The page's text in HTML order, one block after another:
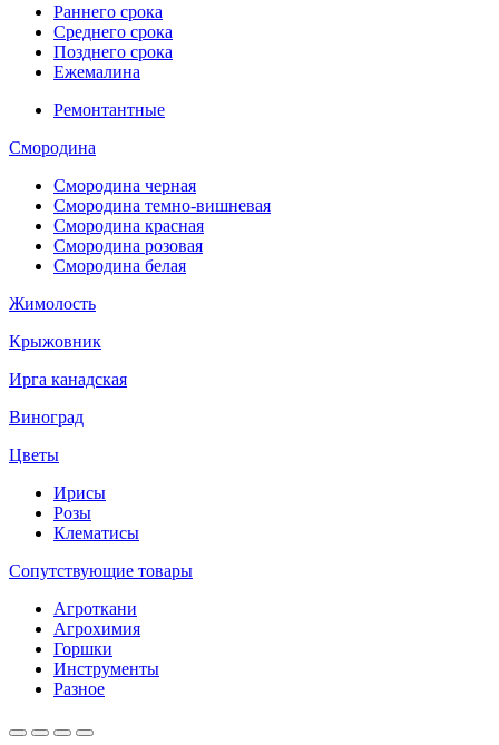
Раннего срока
Среднего срока
Позднего срока
Ежемалина
Ремонтантные
Смородина
Смородина черная
Смородина темно-вишневая
Смородина красная
Смородина розовая
Смородина белая
Жимолость
Крыжовник
Ирга канадская
Виноград
Цветы
Ирисы
Розы
Клематисы
Сопутствующие товары
Агроткани
Агрохимия
Горшки
Инструменты
Разное